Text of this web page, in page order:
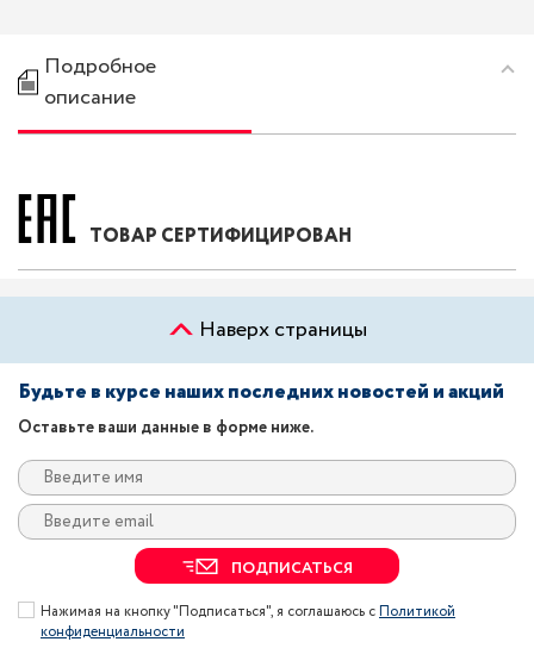
Подробное
описание
ТОВАР СЕРТИФИЦИРОВАН
Наверх страницы
Будьте в курсе наших последних новостей и акций
Оставьте ваши данные в форме ниже.
ПОДПИСАТЬСЯ
Нажимая на кнопку "Подписаться", я соглашаюсь сПолитикой
конфиденциальности